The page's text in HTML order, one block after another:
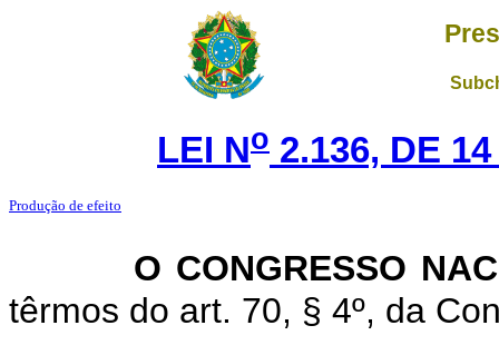
LEI No 2.136, DE
Produção de efeito
O CONGRESSO
têrmos do art. 70, § 4º, da